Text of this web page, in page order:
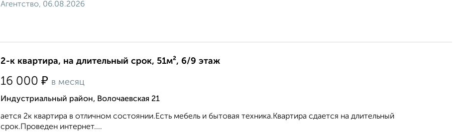
Агентство, 06.08.2026
2-к квартира, на длительный срок, 51м², 6/9 этаж
16 000 ₽ в месяц
Индустриальный район, Волочаевская 21
ается 2к квартира в отличном состоянии.Есть мебель и бытовая техника.Квартира сдается на длительный
срок.Проведен интернет....